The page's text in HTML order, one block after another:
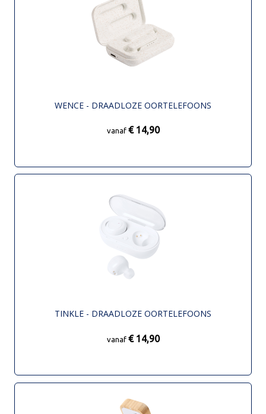
WENCE - DRAADLOZE OORTELEFOONS
vanaf € 14,90
TINKLE - DRAADLOZE OORTELEFOONS
vanaf € 14,90